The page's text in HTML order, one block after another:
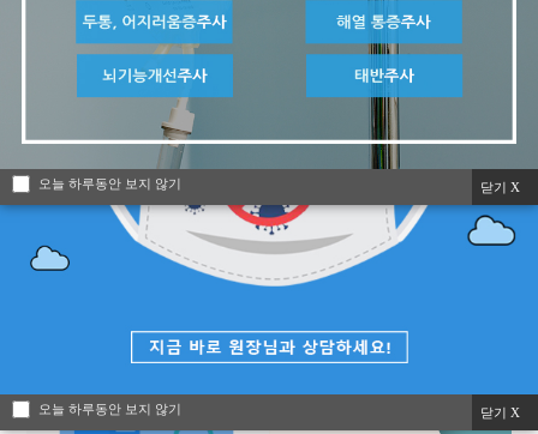
오늘 하루동안 보지 않기 닫기 X
오늘 하루동안 보지 않기 닫기 X